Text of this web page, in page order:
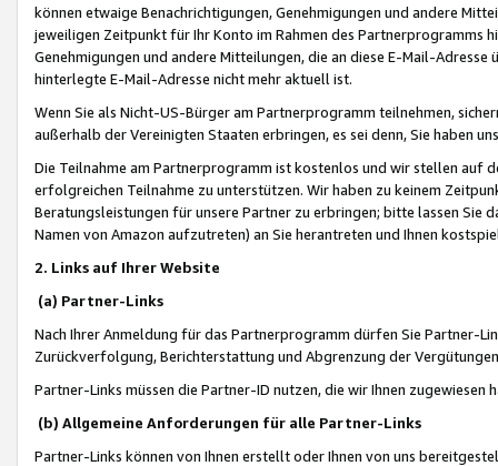
können etwaige Benachrichtigungen, Genehmigungen und andere
jeweiligen Zeitpunkt für Ihr Konto im Rahmen des Partnerprogramms
Genehmigungen und andere Mitteilungen, die an diese E-Mail-
hinterlegte E-Mail-Adresse nicht mehr aktuell ist.
Wenn Sie als Nicht-US-Bürger am Partnerprogramm teilnehmen,
außerhalb der Vereinigten Staaten erbringen, es sei denn, Sie haben
Die Teilnahme am Partnerprogramm ist kostenlos und wir stellen auf
erfolgreichen Teilnahme zu unterstützen. Wir haben zu keinem
Beratungsleistungen für unsere Partner zu erbringen; bitte lassen Sie
Namen von Amazon aufzutreten) an Sie herantreten und Ihnen
2. Links auf Ihrer Website
(a) Partner-Links
Nach Ihrer Anmeldung für das Partnerprogramm dürfen Sie Partner-
Zurückverfolgung, Berichterstattung und Abgrenzung der
Partner-Links müssen die Partner-ID nutzen, die wir Ihnen zugewiesen
(b) Allgemeine Anforderungen für alle Partner-Links
Partner-Links können von Ihnen erstellt oder Ihnen von uns